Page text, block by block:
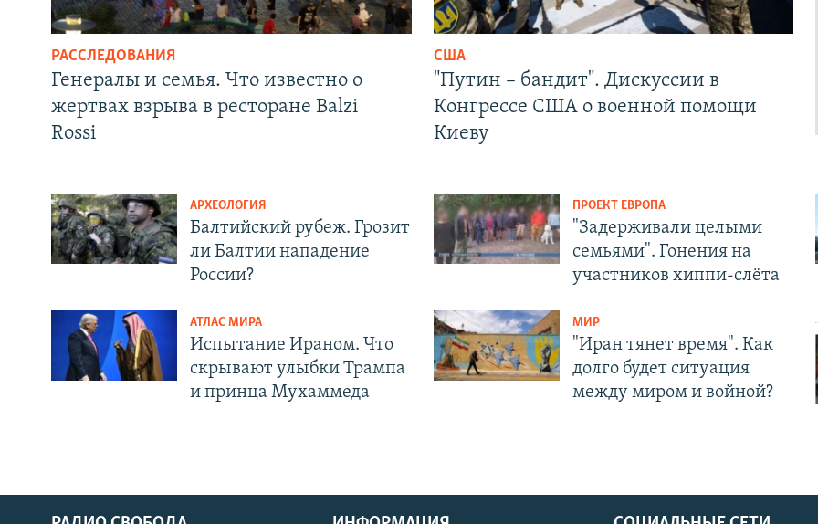
РАССЛЕДОВАНИЯ
Генералы и семья. Что известно о
жертвах взрыва в ресторане Balzi
Rossi
США
"Путин – бандит". Дискуссии в
Конгрессе США о военной помощи
Киеву
АРХЕОЛОГИЯ
Балтийский рубеж. Грозит
ли Балтии нападение
России?
АТЛАС МИРА
Испытание Ираном. Что
скрывают улыбки Трампа
и принца Мухаммеда
ПРОЕКТ ЕВРОПА
"Задерживали целыми
семьями". Гонения на
участников хиппи-слёта
МИР
"Иран тянет время". Как
долго будет ситуация
между миром и войной?